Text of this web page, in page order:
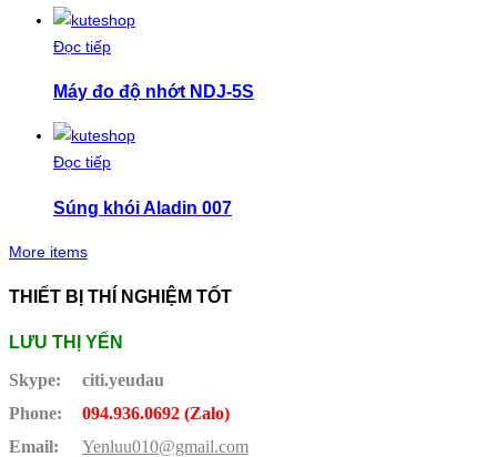
Đọc tiếp
Máy đo độ nhớt NDJ-5S
Đọc tiếp
Súng khói Aladin 007
More items
THIẾT BỊ THÍ NGHIỆM TỐT
LƯU THỊ YẾN
Skype:
citi.yeudau
Phone:
094.936.0692 (Zalo)
Email:
Yenluu010@gmail.com